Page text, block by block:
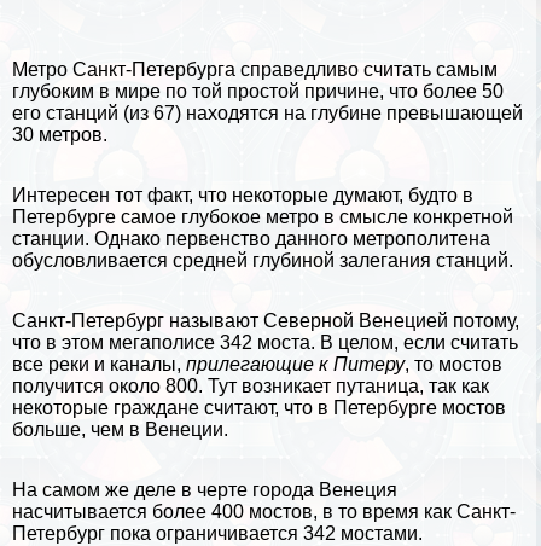
Метро Санкт-Петербурга справедливо считать самым
глубоким в мире по той простой причине, что более 50
его станций (из 67) находятся на глубине превышающей
30 метров.
Интересен тот факт, что некоторые думают, будто в
Петербурге самое глубокое метро в смысле конкретной
станции. Однако первенство данного метрополитена
обусловливается средней глубиной залегания станций.
Санкт-Петербург называют Северной Венецией потому,
что в этом мегаполисе 342 моста. В целом, если считать
все реки и каналы, прилегающие к Питеру, то мостов
получится около 800. Тут возникает пyтaница, так как
некоторые граждане считают, что в Петербурге мостов
больше, чем в Венеции.
На самом же деле в черте города Венеция
насчитывается более 400 мостов, в то время как Санкт-
Петербург пока ограничивается 342 мостами.